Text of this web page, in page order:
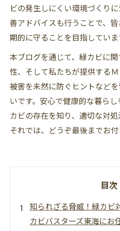
ビの発生しにくい環境づくり
善アドバイスも行うことで、
期的に守ることを目指していま
本ブログを通じて、緑カビに
性、そして私たちが提供する
被害を未然に防ぐヒントなど
いです。安心で健康的な暮ら
カビの存在を知り、適切な対処
それでは、どうぞ最後までお付
目次
知られざる脅威！緑カ
カビバスターズ東海にお